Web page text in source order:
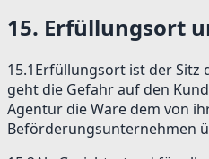
15. Erfüllungsort
15.1Erfüllungsort ist der Sitz
geht die Gefahr auf den
Agentur die Ware dem von
Beförderungsunternehmen